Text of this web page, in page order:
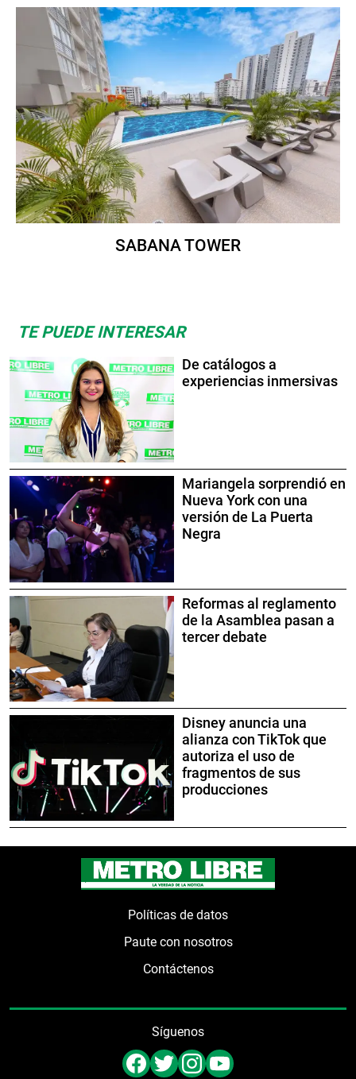
SABANA TOWER
TE PUEDE INTERESAR
De catálogos a
experiencias inmersivas
Mariangela sorprendió en
Nueva York con una
versión de La Puerta
Negra
Reformas al reglamento
de la Asamblea pasan a
tercer debate
Disney anuncia una
alianza con TikTok que
autoriza el uso de
fragmentos de sus
producciones
Políticas de datos
Paute con nosotros
Contáctenos
Síguenos